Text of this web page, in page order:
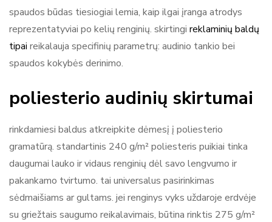
spaudos būdas tiesiogiai lemia, kaip ilgai įranga atrodys
reprezentatyviai po kelių renginių. skirtingi reklaminių baldų
tipai reikalauja specifinių parametrų: audinio tankio bei
spaudos kokybės derinimo.
poliesterio audinių skirtumai
rinkdamiesi baldus atkreipkite dėmesį į poliesterio
gramatūrą. standartinis 240 g/m² poliesteris puikiai tinka
daugumai lauko ir vidaus renginių dėl savo lengvumo ir
pakankamo tvirtumo. tai universalus pasirinkimas
sėdmaišiams ar gultams. jei renginys vyks uždaroje erdvėje
su griežtais saugumo reikalavimais, būtina rinktis 275 g/m²